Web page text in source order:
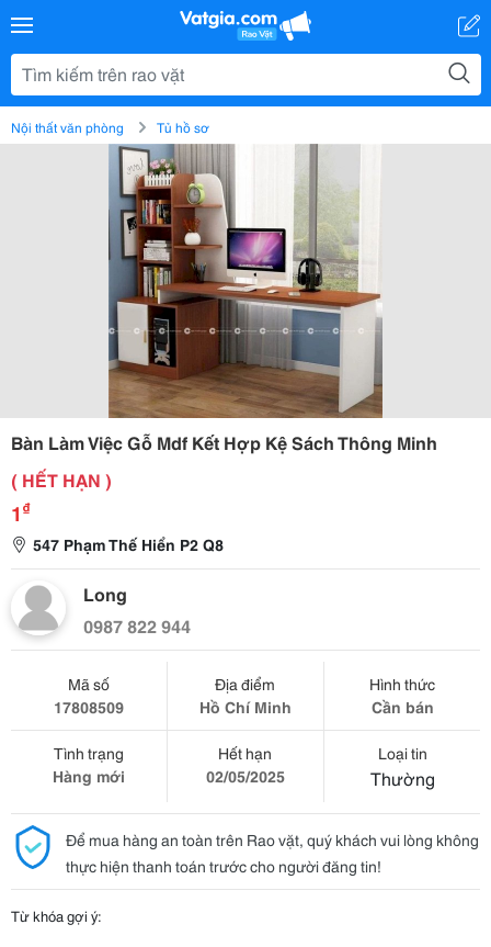
Nội thất văn phòng Tủ hồ sơ
Bàn Làm Việc Gỗ Mdf Kết Hợp Kệ Sách Thông Minh
( HẾT HẠN )
1 ₫
547 Phạm Thế Hiển P2 Q8
Long
0987 822 944
Mã số
17808509
Địa điểm
Hồ Chí Minh
Hình thức
Cần bán
Tình trạng
Hàng mới
Hết hạn
02/05/2025
Loại tin
Thường
Để mua hàng an toàn trên Rao vặt, quý khách vui lòng không
thực hiện thanh toán trước cho người đăng tin!
Từ khóa gợi ý: